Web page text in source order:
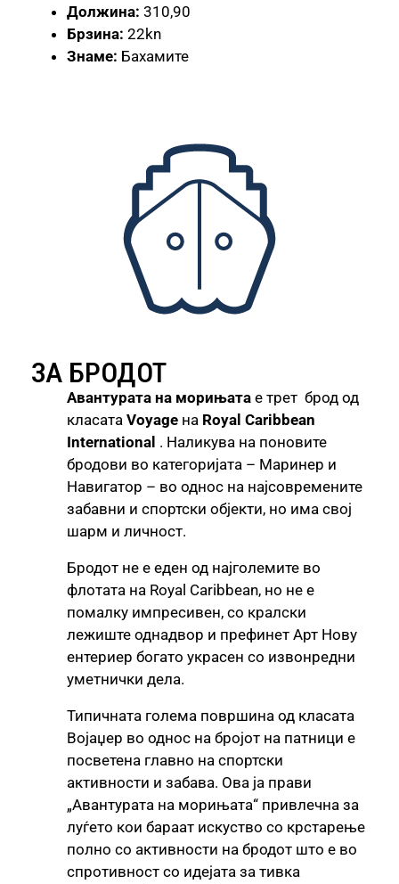
Должина: 310,90
Брзина: 22kn
Знаме: Бахамите
ЗА БРОДОТ
Авантурата на морињата е трет брод од
класата Voyage на Royal Caribbean
International . Наликува на поновите
бродови во категоријата – Маринер и
Навигатор – во однос на најсовремените
забавни и спортски објекти, но има свој
шарм и личност.
Бродот не е еден од најголемите во
флотата на Royal Caribbean, но не е
помалку импресивен, со кралски
лежиште однадвор и префинет Арт Нову
ентериер богато украсен со извонредни
уметнички дела.
Типичната голема површина од класата
Војаџер во однос на бројот на патници е
посветена главно на спортски
активности и забава. Ова ја прави
„Авантурата на морињата“ привлечна за
луѓето кои бараат искуство со крстарење
полно со активности на бродот што е во
спротивност со идејата за тивка